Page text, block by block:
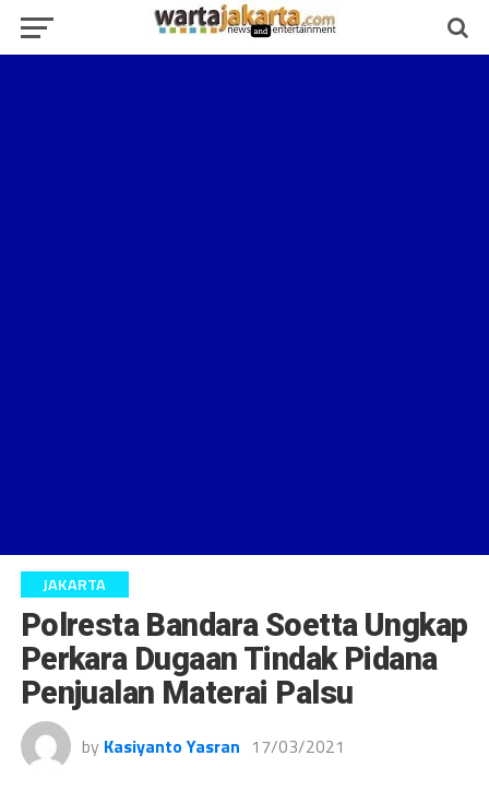
JAKARTA
Polresta Bandara Soetta Ungkap
Perkara Dugaan Tindak Pidana
Penjualan Materai Palsu
by Kasiyanto Yasran 17/03/2021